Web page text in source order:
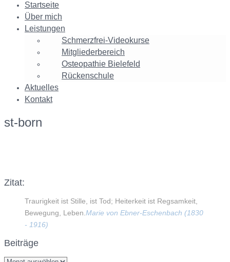
Startseite
Über mich
Leistungen
Schmerzfrei-Videokurse
Mitgliederbereich
Osteopathie Bielefeld
Rückenschule
Aktuelles
Kontakt
st-born
Zitat:
Traurigkeit ist Stille, ist Tod; Heiterkeit ist Regsamkeit,
Bewegung, Leben. Marie von Ebner-Eschenbach (1830
- 1916)
Beiträge